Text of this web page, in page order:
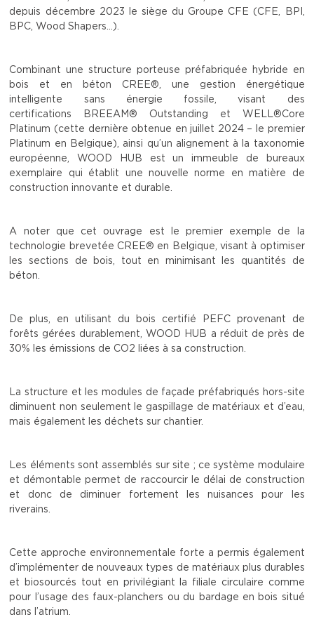
depuis décembre 2023 le siège du Groupe CFE (CFE, BPI,
BPC, Wood Shapers...).
Combinant une structure porteuse préfabriquée hybride en
bois et en béton CREE®, une gestion énergétique
intelligente sans énergie fossile, visant des
certifications BREEAM® Outstanding et WELL®Core
Platinum (cette dernière obtenue en juillet 2024 – le premier
Platinum en Belgique), ainsi qu’un alignement à la taxonomie
européenne, WOOD HUB est un immeuble de bureaux
exemplaire qui établit une nouvelle norme en matière de
construction innovante et durable.
A noter que cet ouvrage est le premier exemple de la
technologie brevetée CREE® en Belgique, visant à optimiser
les sections de bois, tout en minimisant les quantités de
béton.
De plus, en utilisant du bois certifié PEFC provenant de
forêts gérées durablement, WOOD HUB a réduit de près de
30% les émissions de CO2 liées à sa construction.
La structure et les modules de façade préfabriqués hors-site
diminuent non seulement le gaspillage de matériaux et d’eau,
mais également les déchets sur chantier.
Les éléments sont assemblés sur site ; ce système modulaire
et démontable permet de raccourcir le délai de construction
et donc de diminuer fortement les nuisances pour les
riverains.
Cette approche environnementale forte a permis également
d’implémenter de nouveaux types de matériaux plus durables
et biosourcés tout en privilégiant la filiale circulaire comme
pour l’usage des faux-planchers ou du bardage en bois situé
dans l’atrium.